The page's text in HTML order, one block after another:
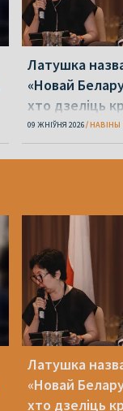
Латушка
«Новай
хто дзеліць
09 ЖНІЎНЯ 2026 НАВІНЫ
Латушка
«Новай
хто дзеліць